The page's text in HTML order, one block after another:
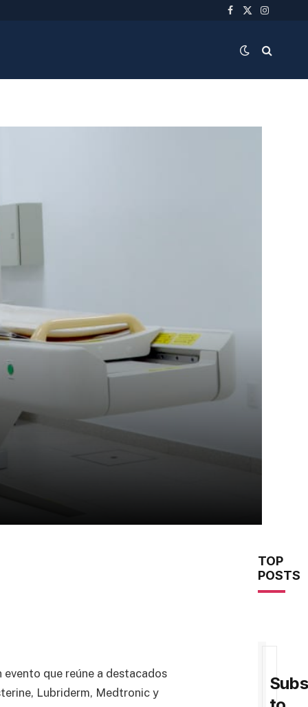
Facebook
X
que reúne a destacados
Lubriderm, Medtronic y
TOP
POSTS